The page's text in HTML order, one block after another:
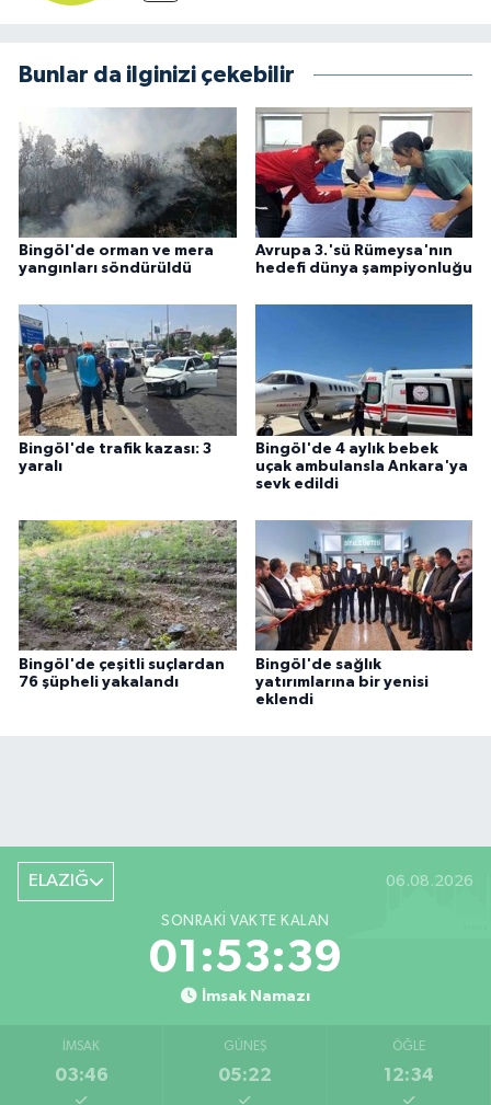
Bunlar da ilginizi çekebilir
Bingöl'de orman ve mera
yangınları söndürüldü
Avrupa 3.'sü Rümeysa'nın
hedefi dünya şampiyonluğu
Bingöl'de trafik kazası: 3
yaralı
Bingöl'de 4 aylık bebek
uçak ambulansla Ankara'ya
sevk edildi
Bingöl'de çeşitli suçlardan
76 şüpheli yakalandı
Bingöl'de sağlık
yatırımlarına bir yenisi
eklendi
ELAZIĞ 06.08.2026
SONRAKI VAKTE KALAN
01:53:38
İmsak Namazı
İMSAK
03:46
GÜNEŞ
05:22
ÖĞLE
12:34